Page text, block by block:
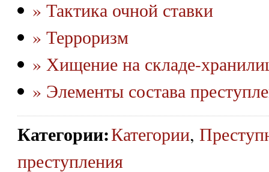
» Тактика очной ставки
» Терроризм
» Хищение на складе-
» Элементы состава
Категории:Категории,
преступления